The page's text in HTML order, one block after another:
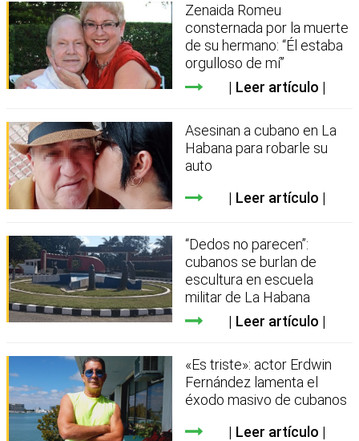
Zenaida Romeu
consternada por la muerte
de su hermano: “Él estaba
orgulloso de mí”
Leer artículo
Asesinan a cubano en La
Habana para robarle su
auto
Leer artículo
“Dedos no parecen”:
cubanos se burlan de
escultura en escuela
militar de La Habana
Leer artículo
«Es triste»: actor Erdwin
Fernández lamenta el
éxodo masivo de cubanos
Leer artículo